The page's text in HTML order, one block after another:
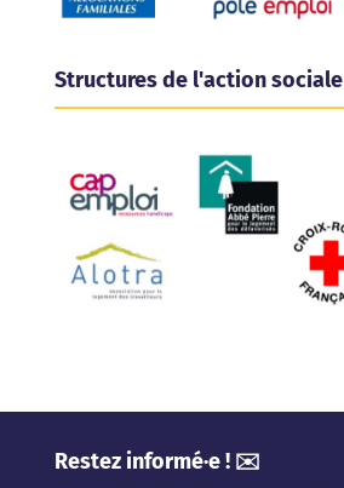
Structures de l'action sociale
Restez informé·e ! ✉️